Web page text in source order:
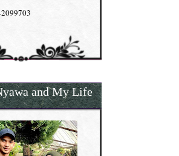
and My Life